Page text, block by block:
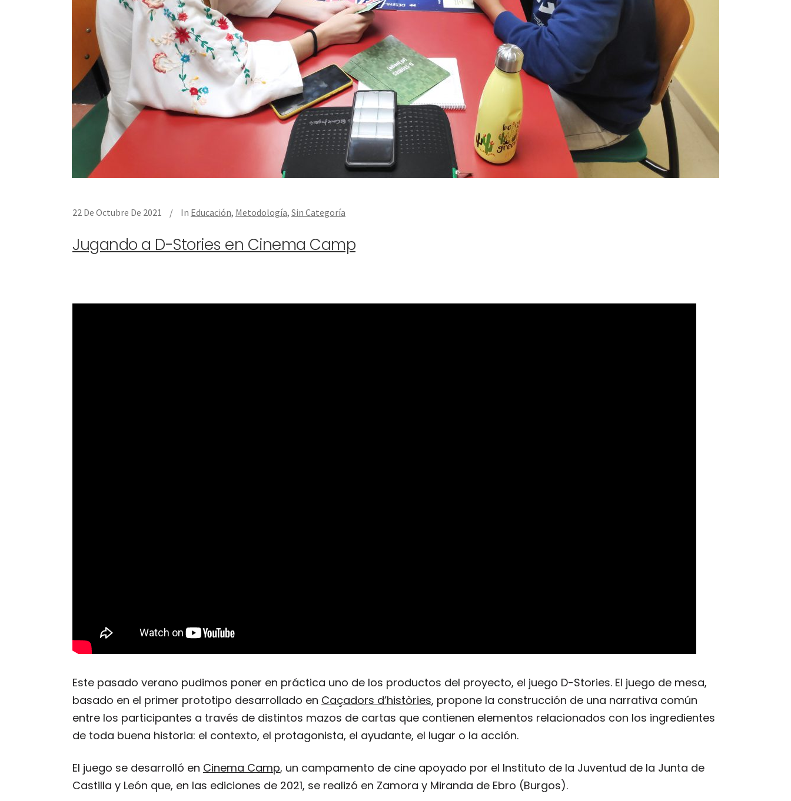
22 De Octubre De 2021 In Educación, Metodología, Sin Categoría
Jugando a D-Stories en Cinema Camp
Este pasado verano pudimos poner en práctica uno de los productos del proyecto, el juego D-Stories. El juego de mesa,
basado en el primer prototipo desarrollado en Caçadors d’històries, propone la construcción de una narrativa común
entre los participantes a través de distintos mazos de cartas que contienen elementos relacionados con los ingredientes
de toda buena historia: el contexto, el protagonista, el ayudante, el lugar o la acción.
El juego se desarrolló en Cinema Camp, un campamento de cine apoyado por el Instituto de la Juventud de la Junta de
Castilla y León que, en las ediciones de 2021, se realizó en Zamora y Miranda de Ebro (Burgos).